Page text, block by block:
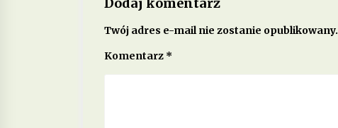
Twój adres e-mail nie zostanie opublikowany.
Komentarz *